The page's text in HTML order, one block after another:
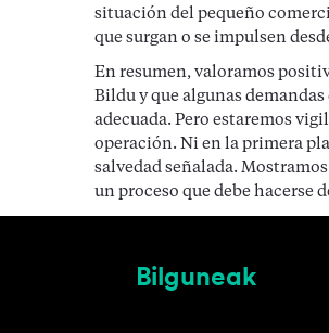
situación del pequeño
que surgan o se impulsen
En resumen, valoramos
Bildu y que algunas
adecuada. Pero estaremos
operación. Ni en la primera
salvedad señalada.
un proceso que debe hacerse
Bilguneak